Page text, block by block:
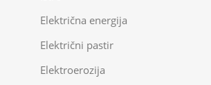
Električna energija
Električni pastir
Elektroerozija